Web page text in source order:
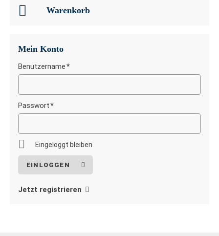
Warenkorb
Mein Konto
Benutzername*
Pflichtfeld
Passwort*
Pflichtfeld
Eingeloggt bleiben
Jetzt registrieren